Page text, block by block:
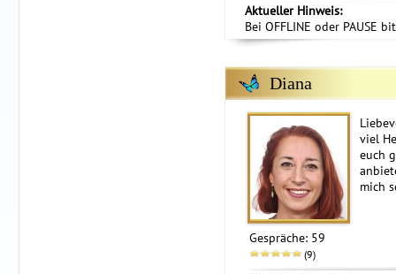
Aktueller Hinweis:
Bei OFFLINE oder PAUSE
Diana
viel
euch
mich
Gespräche: 59
(9)